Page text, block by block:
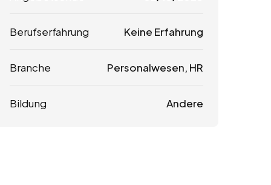
Berufserfahrung Keine Erfahrung
Branche Personalwesen, HR
Bildung Andere